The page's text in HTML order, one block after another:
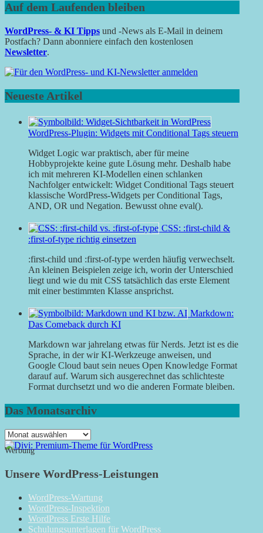
Auf dem Laufenden bleiben
WordPress- & KI Tipps und -News als E-Mail in deinem
Postfach? Dann abonniere einfach den kostenlosen
Newsletter.
Neueste Artikel
WordPress-Plugin: Widgets mit Conditional Tags steuern
Widget Logic war praktisch, aber für meine
Hobbyprojekte keine gute Lösung mehr. Deshalb habe
ich mit mehreren KI-Modellen einen schlanken
Nachfolger entwickelt: Widget Conditional Tags steuert
klassische WordPress-Widgets per Conditional Tags,
AND, OR und Negation. Bewusst ohne eval().
CSS: :first-child &
:first-of-type richtig einsetzen
:first-child und :first-of-type werden häufig verwechselt.
An kleinen Beispielen zeige ich, worin der Unterschied
liegt und wie du mit CSS tatsächlich das erste Element
mit einer bestimmten Klasse ansprichst.
Markdown:
Das Comeback durch KI
Markdown war jahrelang etwas für Nerds. Jetzt ist es die
Sprache, in der wir KI-Werkzeuge anweisen, und
Google Cloud baut sein neues Open Knowledge Format
darauf auf. Warum sich ausgerechnet das schlichteste
Format durchsetzt und wo die anderen Formate bleiben.
Das Monatsarchiv
Das
Monatsarchiv
Werbung
Unsere WordPress-Leistungen
WordPress-Wartung
WordPress-Inspektion
WordPress Erste Hilfe
Schulungsunterlagen für WordPress